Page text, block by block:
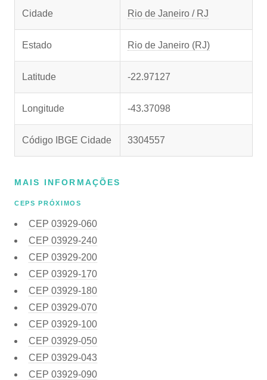
Cidade Rio de Janeiro / RJ
Estado Rio de Janeiro (RJ)
Latitude -22.97127
Longitude -43.37098
Código IBGE Cidade 3304557
MAIS INFORMAÇÕES
CEPS PRÓXIMOS
CEP 03929-060
CEP 03929-240
CEP 03929-200
CEP 03929-170
CEP 03929-180
CEP 03929-070
CEP 03929-100
CEP 03929-050
CEP 03929-043
CEP 03929-090